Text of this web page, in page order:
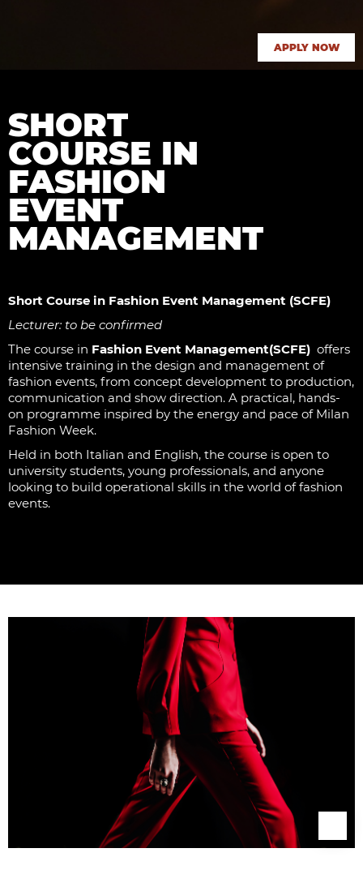
APPLY NOW
SHORT
COURSE IN
FASHION
EVENT
MANAGEMENT
Short Course in Fashion Event Management (SCFE)
Lecturer: to be confirmed
The course in Fashion Event Management(SCFE) offers
intensive training in the design and management of
fashion events, from concept development to production,
communication and show direction. A practical, hands-
on programme inspired by the energy and pace of Milan
Fashion Week.
Held in both Italian and English, the course is open to
university students, young professionals, and anyone
looking to build operational skills in the world of fashion
events.